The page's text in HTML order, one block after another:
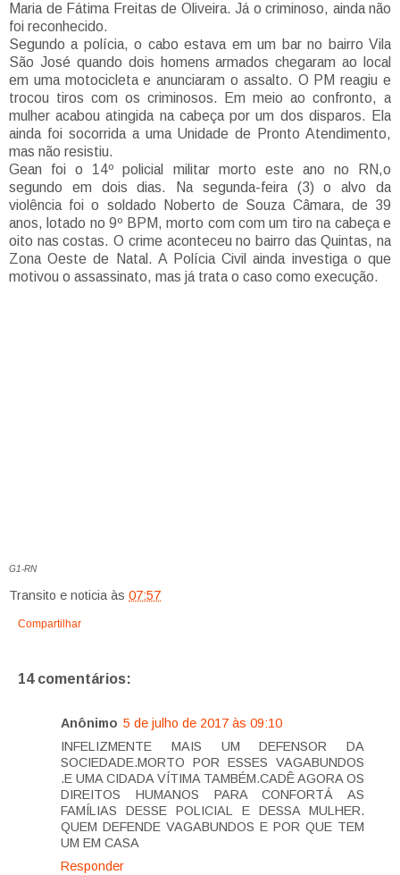
Maria de Fátima Freitas de Oliveira. Já o criminoso, ainda não
foi reconhecido.
Segundo a polícia, o cabo estava em um bar no bairro Vila
São José quando dois homens armados chegaram ao local
em uma motocicleta e anunciaram o assalto. O PM reagiu e
trocou tiros com os criminosos. Em meio ao confronto, a
mulher acabou atingida na cabeça por um dos disparos. Ela
ainda foi socorrida a uma Unidade de Pronto Atendimento,
mas não resistiu.
Gean foi o 14º policial militar morto este ano no RN,o
segundo em dois dias. Na segunda-feira (3) o alvo da
violência foi o soldado Noberto de Souza Câmara, de 39
anos, lotado no 9º BPM, morto com com um tiro na cabeça e
oito nas costas. O crime aconteceu no bairro das Quintas, na
Zona Oeste de Natal. A Polícia Civil ainda investiga o que
motivou o assassinato, mas já trata o caso como execução.
G1-RN
Transito e noticia às 07:57
Compartilhar
14 comentários:
Anônimo 5 de julho de 2017 às 09:10
INFELIZMENTE MAIS UM DEFENSOR DA
SOCIEDADE.MORTO POR ESSES VAGABUNDOS
.E UMA CIDADA VÍTIMA TAMBÉM.CADÊ AGORA OS
DIREITOS HUMANOS PARA CONFORTÁ AS
FAMÍLIAS DESSE POLICIAL E DESSA MULHER.
QUEM DEFENDE VAGABUNDOS E POR QUE TEM
UM EM CASA
Responder